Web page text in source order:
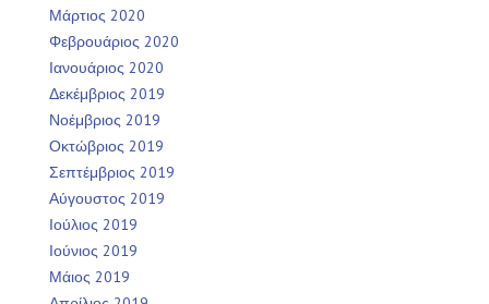
Μάρτιος 2020
Φεβρουάριος 2020
Ιανουάριος 2020
Δεκέμβριος 2019
Νοέμβριος 2019
Οκτώβριος 2019
Σεπτέμβριος 2019
Αύγουστος 2019
Ιούλιος 2019
Ιούνιος 2019
Μάιος 2019